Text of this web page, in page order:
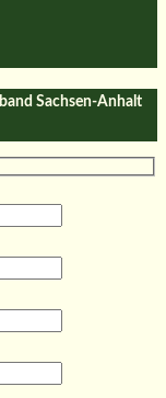
Sachsen-Anhalt